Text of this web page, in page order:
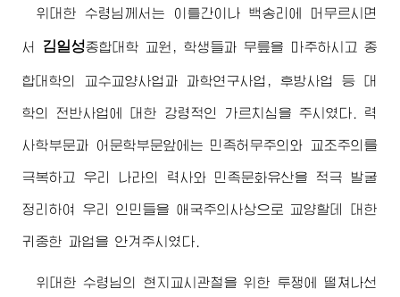
위대한 수령님 께서는 이틀간이나 백송리에 머무르시면
서 김일성종합대학 교원, 학생들과 무릎을 마주하시고 종
합대학의 교수교양사업과 과학연구사업, 후방사업 등 대
학의 전반사업에 대한 강령적인 가르치심을 주시였다. 력
사학부문과 어문학부문앞에는 민족허무주의와 교조주의를
극복하고 우리 나라의 력사와 민족문화유산을 적극 발굴
정리하여 우리 인민들을 애국주의사상으로 교양할데 대한
귀중한 과업을 안겨주시였다.
위대한 수령님의 현지교시관철을 위한 투쟁에 떨쳐나선